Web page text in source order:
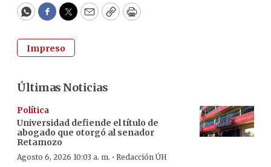
WhatsApp
Facebook
Twitter
EmailCopyPrint
Impreso
Últimas Noticias
Política
Universidad defiende el título de
abogado que otorgó al senador
Retamozo
Agosto 6, 2026 10:03 a. m. · Redacción ÚH